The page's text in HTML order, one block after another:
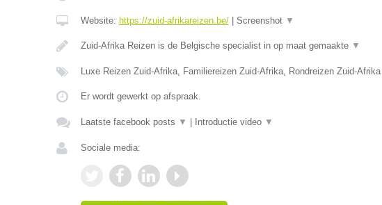
Website: https://zuid-afrikareizen.be/| Screenshot ▼
Zuid-Afrika Reizen is de Belgische specialist in op maat gemaakte ▼
Luxe Reizen Zuid-Afrika, Familiereizen Zuid-Afrika, Rondreizen Zuid-Afrika
Er wordt gewerkt op afspraak.
Laatste facebook posts ▼ Introductie video ▼
Sociale media: